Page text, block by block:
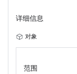
详细信息
对象
范围